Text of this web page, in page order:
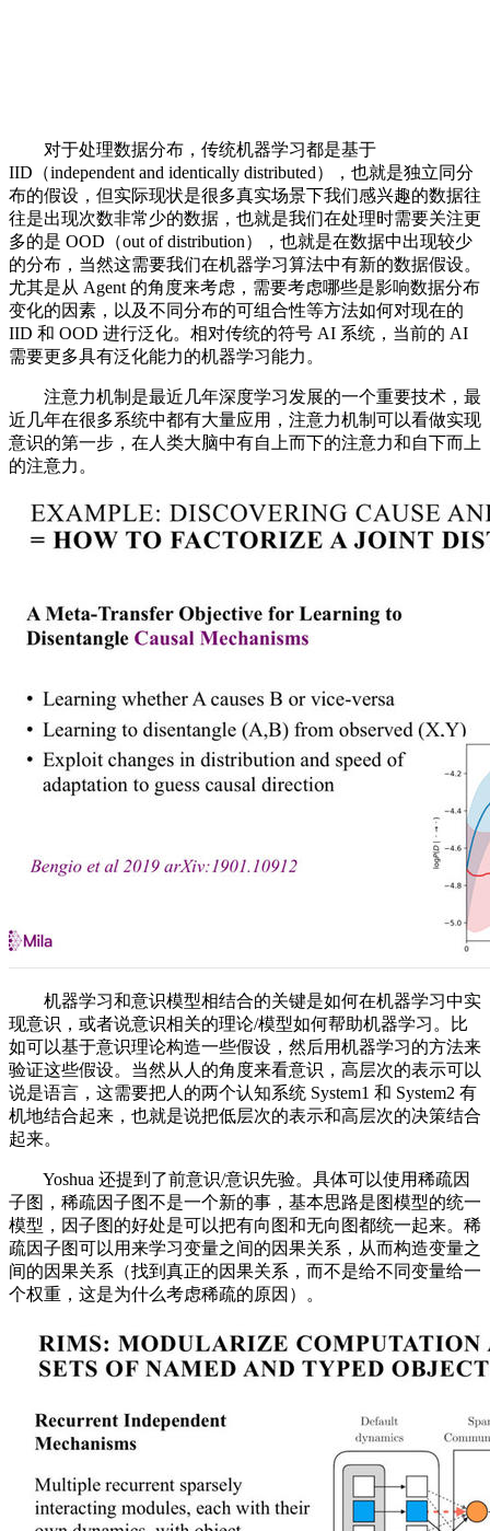
对于处理数据分布，传统机器学习都是基于
IID（independent and identically distributed），也就是独立同分
布的假设，但实际现状是很多真实场景下我们感兴趣的数据往
往是出现次数非常少的数据，也就是我们在处理时需要关注更
多的是 OOD（out of distribution），也就是在数据中出现较少
的分布，当然这需要我们在机器学习算法中有新的数据假设。
尤其是从 Agent 的角度来考虑，需要考虑哪些是影响数据分布
变化的因素，以及不同分布的可组合性等方法如何对现在的
IID 和 OOD 进行泛化。相对传统的符号 AI 系统，当前的 AI
需要更多具有泛化能力的机器学习能力。
注意力机制是最近几年深度学习发展的一个重要技术，最
近几年在很多系统中都有大量应用，注意力机制可以看做实现
意识的第一步，在人类大脑中有自上而下的注意力和自下而上
的注意力。
机器学习和意识模型相结合的关键是如何在机器学习中实
现意识，或者说意识相关的理论/模型如何帮助机器学习。比
如可以基于意识理论构造一些假设，然后用机器学习的方法来
验证这些假设。当然从人的角度来看意识，高层次的表示可以
说是语言，这需要把人的两个认知系统 System1 和 System2 有
机地结合起来，也就是说把低层次的表示和高层次的决策结合
起来。
Yoshua 还提到了前意识/意识先验。具体可以使用稀疏因
子图，稀疏因子图不是一个新的事，基本思路是图模型的统一
模型，因子图的好处是可以把有向图和无向图都统一起来。稀
疏因子图可以用来学习变量之间的因果关系，从而构造变量之
间的因果关系（找到真正的因果关系，而不是给不同变量给一
个权重，这是为什么考虑稀疏的原因）。